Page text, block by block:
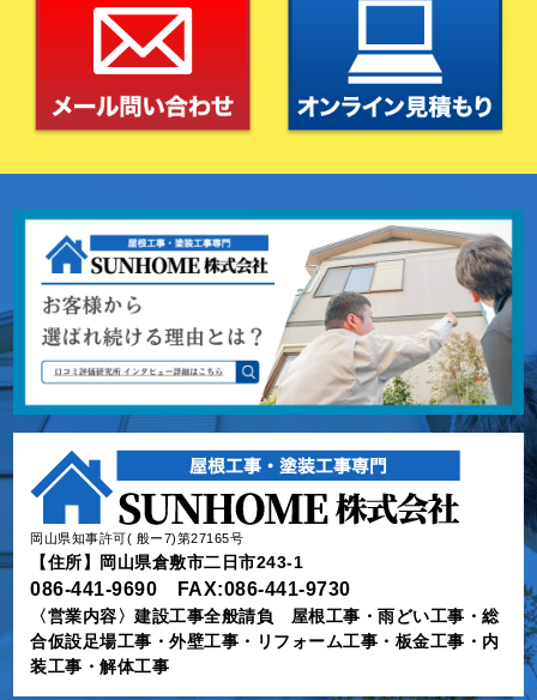
岡山県知事許可( 般ー7)第27165号
【住所】岡山県倉敷市二日市243-1
086-441-9690 FAX:086-441-9730
〈営業内容〉建設工事全般請負 屋根工事・雨どい工事・総
合仮設足場工事・外壁工事・リフォーム工事・板金工事・内
装工事・解体工事